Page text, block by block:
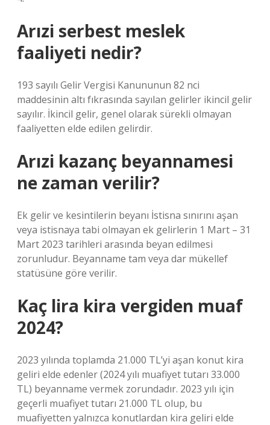
Arızi serbest meslek
faaliyeti nedir?
193 sayılı Gelir Vergisi Kanununun 82 nci
maddesinin altı fıkrasında sayılan gelirler ikincil gelir
sayılır. İkincil gelir, genel olarak sürekli olmayan
faaliyetten elde edilen gelirdir.
Arızi kazanç beyannamesi
ne zaman verilir?
Ek gelir ve kesintilerin beyanı İstisna sınırını aşan
veya istisnaya tabi olmayan ek gelirlerin 1 Mart – 31
Mart 2023 tarihleri ​​arasında beyan edilmesi
zorunludur. Beyanname tam veya dar mükellef
statüsüne göre verilir.
Kaç lira kira vergiden muaf
2024?
2023 yılında toplamda 21.000 TL’yi aşan konut kira
geliri elde edenler (2024 yılı muafiyet tutarı 33.000
TL) beyanname vermek zorundadır. 2023 yılı için
geçerli muafiyet tutarı 21.000 TL olup, bu
muafiyetten yalnızca konutlardan kira geliri elde